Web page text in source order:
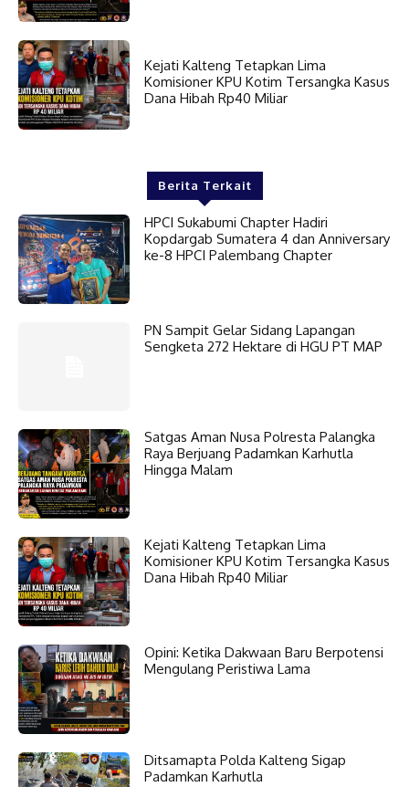
Kejati Kalteng Tetapkan Lima
Komisioner KPU Kotim Tersangka Kasus
Dana Hibah Rp40 Miliar
Berita Terkait
HPCI Sukabumi Chapter Hadiri
Kopdargab Sumatera 4 dan Anniversary
ke-8 HPCI Palembang Chapter
PN Sampit Gelar Sidang Lapangan
Sengketa 272 Hektare di HGU PT MAP
Satgas Aman Nusa Polresta Palangka
Raya Berjuang Padamkan Karhutla
Hingga Malam
Kejati Kalteng Tetapkan Lima
Komisioner KPU Kotim Tersangka Kasus
Dana Hibah Rp40 Miliar
Opini: Ketika Dakwaan Baru Berpotensi
Mengulang Peristiwa Lama
Ditsamapta Polda Kalteng Sigap
Padamkan Karhutla